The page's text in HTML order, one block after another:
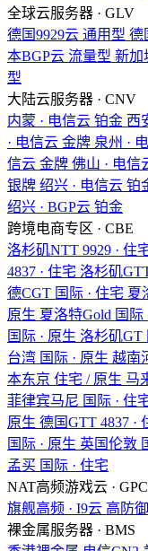
全球云服务器 · GLV
德国9929云 通用型 德
本BGP云 流量型 新加
型
大陆云服务器 · CNV
内蒙 · 电信云 铂金 西
· 电信云 金牌 泉州 ·
信云 金牌 佛山 · 电信
银牌 绍兴 · 电信云 铂
绍兴 · BGP云 铂金
跨境电商专区 · CBE
洛杉矶NTT 9929 · 住
4837 · 住宅 洛杉矶
德CGT 国际 · 住宅 夏
原生 夏洛特Gold 国际
国际 · 原生 洛杉矶GT
台湾 国际 · 原生 越南
本东京 住宅 / 原生 马
菲律宾马尼 国际 · 住
原生 德国GTT 4837 ·
国际 · 原生 英国伦敦
孟买 国际 · 住宅
NAT高频游戏云 · GPC
旗舰高频 · I9云 高防御
裸金属服务器 · BMS